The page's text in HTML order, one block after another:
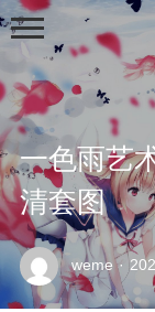
一色雨艺
清套图
weme ·
示
例